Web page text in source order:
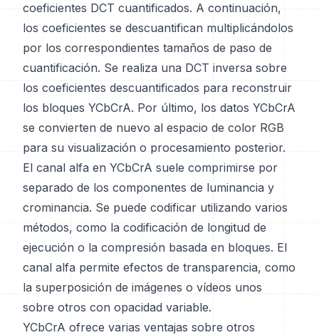
coeficientes DCT cuantificados. A continuación,
los coeficientes se descuantifican multiplicándolos
por los correspondientes tamaños de paso de
cuantificación. Se realiza una DCT inversa sobre
los coeficientes descuantificados para reconstruir
los bloques YCbCrA. Por último, los datos YCbCrA
se convierten de nuevo al espacio de color RGB
para su visualización o procesamiento posterior.
El canal alfa en YCbCrA suele comprimirse por
separado de los componentes de luminancia y
crominancia. Se puede codificar utilizando varios
métodos, como la codificación de longitud de
ejecución o la compresión basada en bloques. El
canal alfa permite efectos de transparencia, como
la superposición de imágenes o vídeos unos
sobre otros con opacidad variable.
YCbCrA ofrece varias ventajas sobre otros